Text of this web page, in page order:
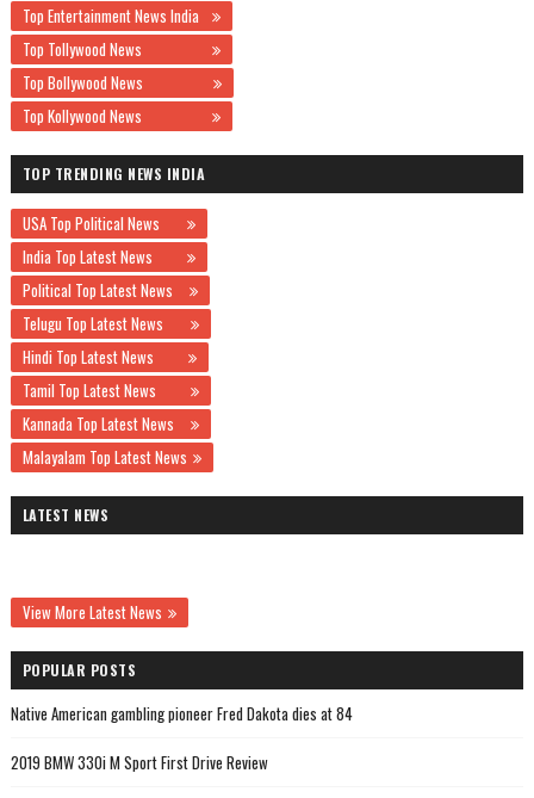
Top Entertainment News India
Top Tollywood News
Top Bollywood News
Top Kollywood News
TOP TRENDING NEWS INDIA
USA Top Political News
India Top Latest News
Political Top Latest News
Telugu Top Latest News
Hindi Top Latest News
Tamil Top Latest News
Kannada Top Latest News
Malayalam Top Latest News
LATEST NEWS
View More Latest News
POPULAR POSTS
Native American gambling pioneer Fred Dakota dies at 84
2019 BMW 330i M Sport First Drive Review